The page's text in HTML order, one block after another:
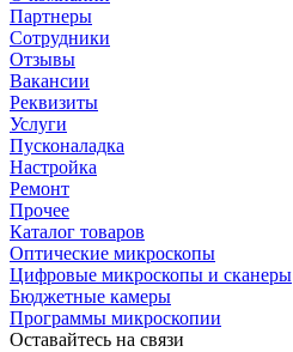
Партнеры
Сотрудники
Отзывы
Вакансии
Реквизиты
Услуги
Пусконаладка
Настройка
Ремонт
Прочее
Каталог товаров
Оптические микроскопы
Цифровые микроскопы и сканеры
Бюджетные камеры
Программы микроскопии
Оставайтесь на связи